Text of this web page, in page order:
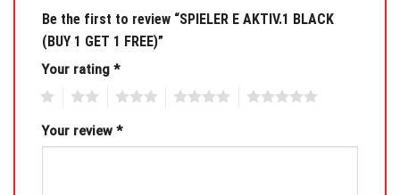
Be the first to review “SPIELER E AKTIV.1 BLACK
(BUY 1 GET 1 FREE)”
Your rating *
Your review *